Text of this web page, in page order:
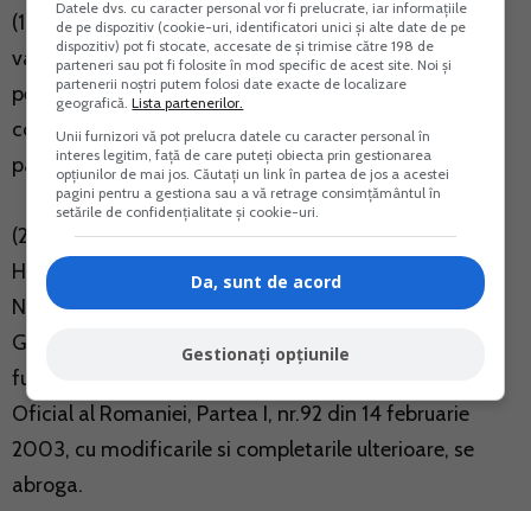
(1) Faptele sanctionate de legile fiscale, contabile,
vamale si de cele care privesc disciplina financiara
pentru care se inscriu informatii in cazierul fiscal al
contribuabilului, sunt prevazute in anexa care face
parte integranta din prezenta hotarare.
(2) La data intrarii in vigoare a prezentei hotarari,
Hotararea Guvernului nr.31/2003 privind aprobarea
Normelor metodologice pentru aplicarea Ordonantei
Guvernului nr.75/2001 privind organizarea si
functionarea cazierului fiscal, publicata in Monitorul
Oficial al Romaniei, Partea I, nr.92 din 14 februarie
2003, cu modificarile si completarile ulterioare, se
abroga.
Datele dvs. cu caracter personal vor fi prelucrate, iar informațiile
de pe dispozitiv (cookie-uri, identificatori unici și alte date de pe
dispozitiv) pot fi stocate, accesate de și trimise către 198 de
parteneri sau pot fi folosite în mod specific de acest site. Noi și
partenerii noștri putem folosi date exacte de localizare
geografică.Lista partenerilor.
Unii furnizori vă pot prelucra datele cu caracter personal în
interes legitim, față de care puteți obiecta prin gestionarea
opțiunilor de mai jos. Căutați un link în partea de jos a acestei
pagini pentru a gestiona sau a vă retrage consimțământul în
setările de confidențialitate și cookie-uri.
Da, sunt de acord
Gestionați opțiunile